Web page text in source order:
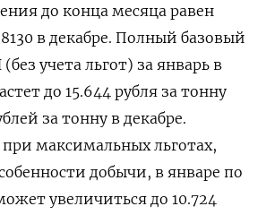
до конца месяца равен
в декабре. Полный базовый
учета льгот) за январь в
до 15.644 рубля за тонну
за тонну в декабре.
максимальных льготах,
добычи, в январе по
увеличиться до 10.724